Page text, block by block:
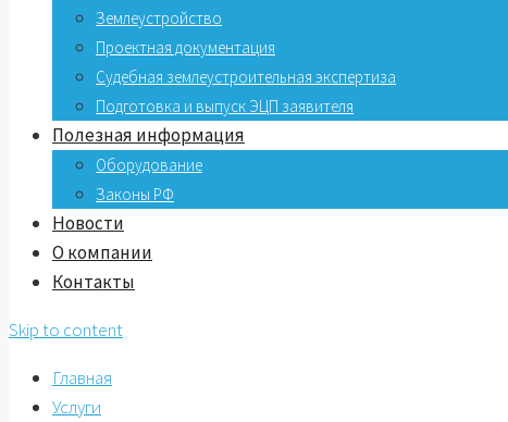
Землеустройство
Проектная документация
Судебная землеустроительная экспертиза
Подготовка и выпуск ЭЦП заявителя
Полезная информация
Оборудование
Законы РФ
Новости
О компании
Контакты
Skip to content
Главная
Услуги